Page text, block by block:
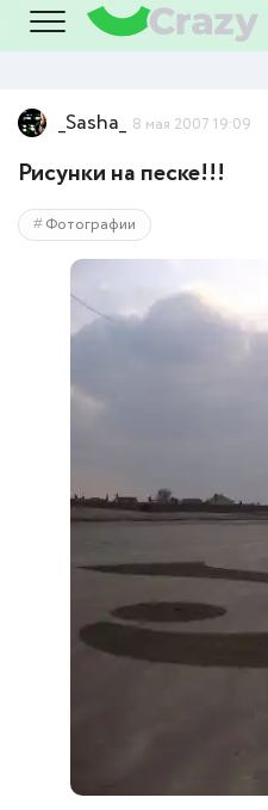
_Sasha_ 8 мая 2007 19:09
Рисунки на песке!!!
Фотографии